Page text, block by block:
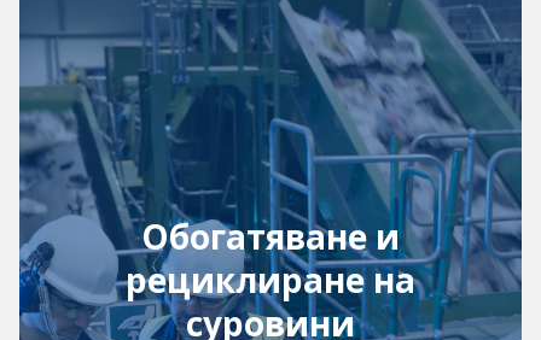
Обогатяване и
рециклиране на
суровини